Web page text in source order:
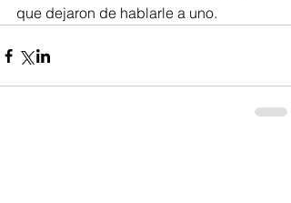
que dejaron de hablarle a uno.